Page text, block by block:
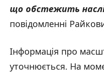
що обстежить
повідомленні
Інформація про
уточнюється. На